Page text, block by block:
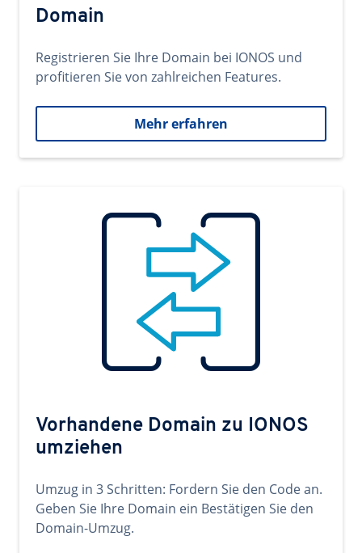
Domain
Registrieren Sie Ihre Domain bei IONOS und
profitieren Sie von zahlreichen Features.
Mehr erfahren
Vorhandene Domain zu IONOS
umziehen
Umzug in 3 Schritten: Fordern Sie den Code an.
Geben Sie Ihre Domain ein Bestätigen Sie den
Domain-Umzug.